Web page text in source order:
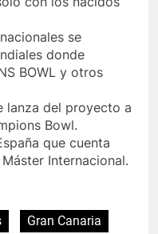
se
donde
BOWL y otros
lanza del proyecto a
Bowl.
que cuenta
Internacional.
Gran Canaria